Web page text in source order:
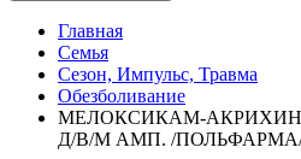
Главная
Семья
Сезон, Импульс, Травма
Обезболивание
МЕЛОКСИКАМ-АКРИХИН
Д/В/М АМП. /